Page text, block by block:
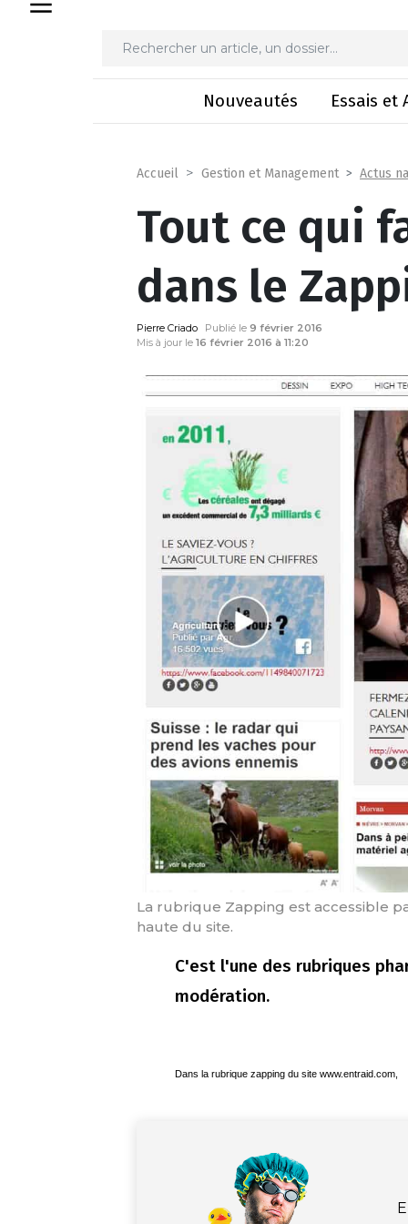
Nouveautés Essais et
Accueil Gestion et Management Actus
Tout ce qui
dans le
Pierre Criado Publié le 9 février 2016
Mis à jour le 16 février 2016 à 11:20
La rubrique Zapping est accessible
haute du site.
C'est l'une des rubriques
modération.
Dans la rubrique zapping du site www.entraid.com,